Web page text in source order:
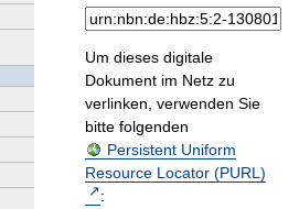
Um dieses digitale
Dokument im Netz zu
verlinken, verwenden Sie
bitte folgenden
Persistent Uniform
Resource Locator (PURL)
: